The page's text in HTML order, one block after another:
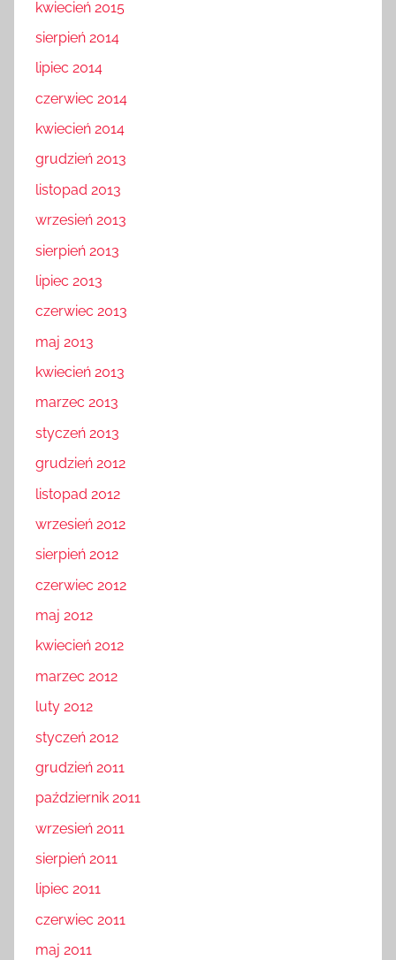
kwiecień 2015
sierpień 2014
lipiec 2014
czerwiec 2014
kwiecień 2014
grudzień 2013
listopad 2013
wrzesień 2013
sierpień 2013
lipiec 2013
czerwiec 2013
maj 2013
kwiecień 2013
marzec 2013
styczeń 2013
grudzień 2012
listopad 2012
wrzesień 2012
sierpień 2012
czerwiec 2012
maj 2012
kwiecień 2012
marzec 2012
luty 2012
styczeń 2012
grudzień 2011
październik 2011
wrzesień 2011
sierpień 2011
lipiec 2011
czerwiec 2011
maj 2011